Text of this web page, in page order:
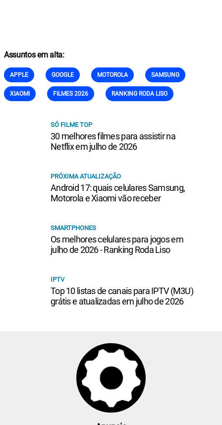
Assuntos em alta:
APPLE GOOGLE MOTOROLA SAMSUNG
XIAOMI FILMES 2026 RANKING RODA LISO
SÓ FILME TOP
30 melhores filmes para assistir na
Netflix em julho de 2026
PRÓXIMA ATUALIZAÇÃO
Android 17: quais celulares Samsung,
Motorola e Xiaomi vão receber
SMARTPHONES
Os melhores celulares para jogos em
julho de 2026 - Ranking Roda Liso
IPTV
Top 10 listas de canais para IPTV (M3U)
grátis e atualizadas em julho de 2026